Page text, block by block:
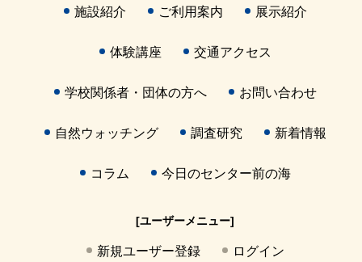
施設紹介 ご利用案内 展示紹介
体験講座 交通アクセス
学校関係者・団体の方へ お問い合わせ
自然ウォッチング 調査研究 新着情報
コラム 今日のセンター前の海
[ユーザーメニュー]
新規ユーザー登録 ログイン